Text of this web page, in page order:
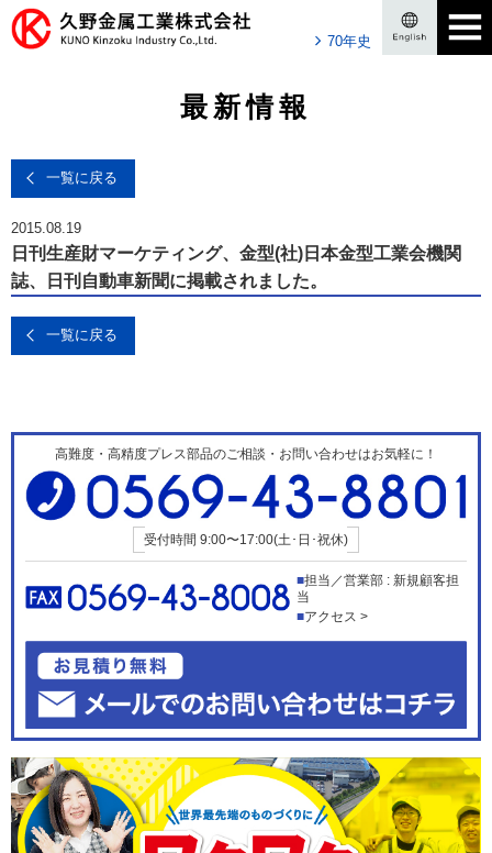
70年史
最新情報
一覧に戻る
2015.08.19
日刊生産財マーケティング、金型(社)日本金型工業会機関
誌、日刊自動車新聞に掲載されました。
一覧に戻る
高難度・高精度プレス部品のご相談・お問い合わせはお気軽に！
受付時間 9:00〜17:00(土･日･祝休)
担当／営業部 : 新規顧客担
当
アクセス >